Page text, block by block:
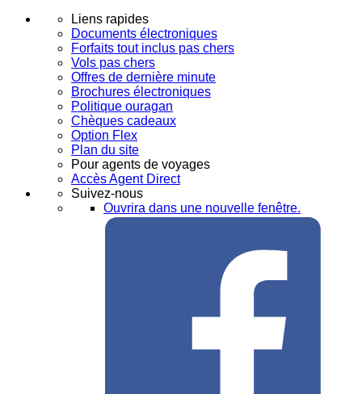
Liens rapides
Documents électroniques
Forfaits tout inclus pas chers
Vols pas chers
Offres de dernière minute
Brochures électroniques
Politique ouragan
Chèques cadeaux
Option Flex
Plan du site
Pour agents de voyages
Accès Agent Direct
Suivez-nous
Ouvrira dans une nouvelle fenêtre.